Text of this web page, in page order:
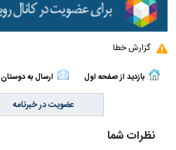
گزارش خطا
بازدید از صفحه اول ارسال به دوستان
عضویت در خبرنامه
نظرات شما